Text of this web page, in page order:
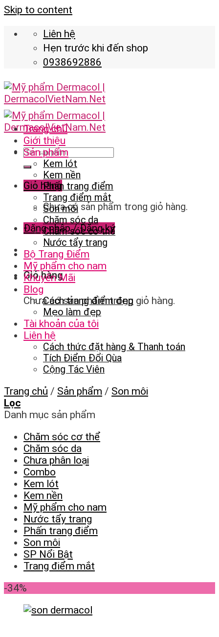
Skip to content
Liên hệ
Hẹn trước khi đến shop
0938692886
Giỏ hàng
Chưa có sản phẩm trong giỏ hàng.
Đăng nhập / Đăng ký
Giỏ hàng
Chưa có sản phẩm trong giỏ hàng.
Trang chủ
Giới thiệu
Sản phẩm
Kem lót
Kem nền
Phấn trang điểm
Trang điểm mắt
Son môi
Chăm sóc da
Chăm sóc cơ thể
Nước tẩy trang
Bộ Trang Điểm
Mỹ phẩm cho nam
Khuyến Mãi
Blog
Cách trang điểm đẹp
Mẹo làm đẹp
Tài khoản của tôi
Liên hệ
Cách thức đặt hàng & Thanh toán
Tích Điểm Đổi Qùa
Cộng Tác Viên
Trang chủ / Sản phẩm / Son môi
Lọc
Danh mục sản phẩm
Chăm sóc cơ thể
Chăm sóc da
Chưa phân loại
Combo
Kem lót
Kem nền
Mỹ phẩm cho nam
Nước tẩy trang
Phấn trang điểm
Son môi
SP Nổi Bật
Trang điểm mắt
-34%